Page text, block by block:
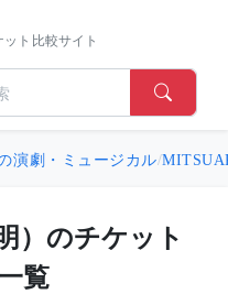
ト比較サイト
演劇・ミュージカル/
）のチケット
覧